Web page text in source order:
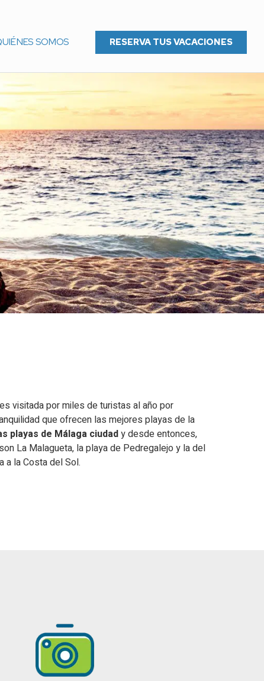
SOMOS RESERVA TUS VACACIONES
visitada por miles de turistas al año por
que ofrecen las mejores playas de la
playas de Málaga ciudady desde entonces,
La Malagueta, la playa de Pedregalejo y la del
a la Costa del Sol.